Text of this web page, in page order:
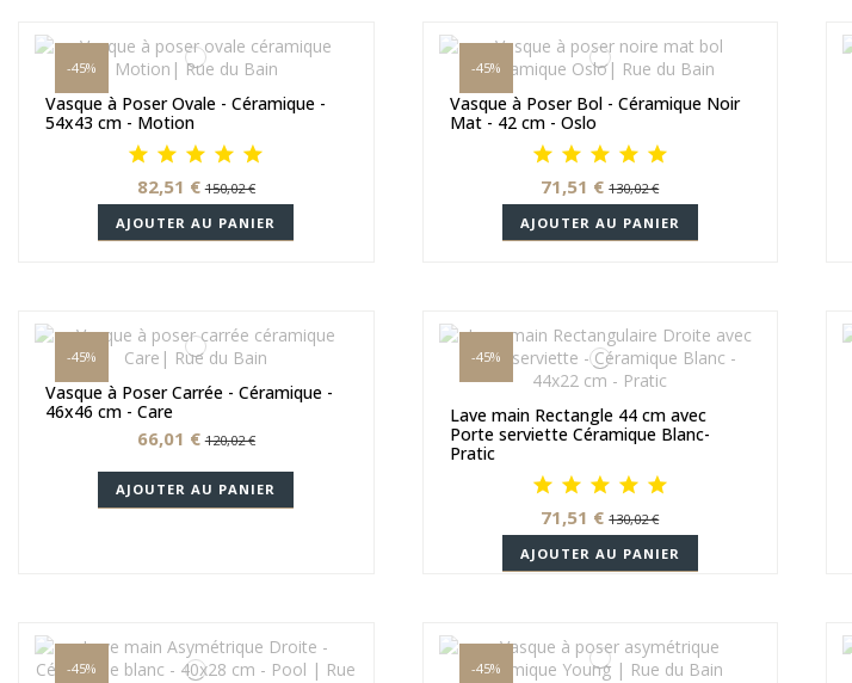
-45%
Vasque à Poser Ovale - Céramique -
54x43 cm - Motion
82,51 €150,02 €
AJOUTER AU PANIER
-45%
Vasque à Poser Bol - Céramique Noir
Mat - 42 cm - Oslo
71,51 €130,02 €
AJOUTER AU PANIER
-45%
Vasque à Poser Carrée - Céramique -
46x46 cm - Care
66,01 €120,02 €
AJOUTER AU PANIER
-45%
Lave main Rectangle 44 cm avec
Porte serviette Céramique Blanc-
Pratic
71,51 €130,02 €
AJOUTER AU PANIER
-45% -45%